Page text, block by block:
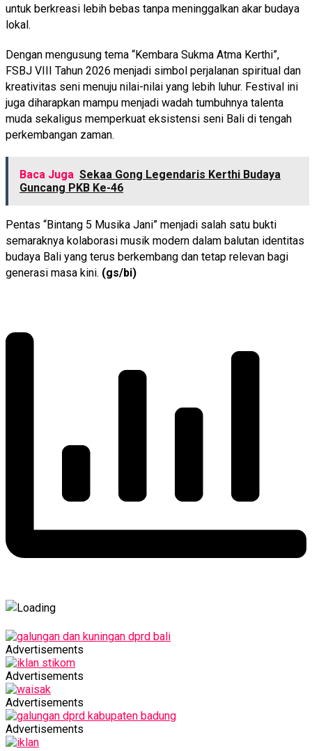
untuk berkreasi lebih bebas tanpa meninggalkan akar budaya
lokal.
Dengan mengusung tema “Kembara Sukma Atma Kerthi”,
FSBJ VIII Tahun 2026 menjadi simbol perjalanan spiritual dan
kreativitas seni menuju nilai-nilai yang lebih luhur. Festival ini
juga diharapkan mampu menjadi wadah tumbuhnya talenta
muda sekaligus memperkuat eksistensi seni Bali di tengah
perkembangan zaman.
Baca Juga Sekaa Gong Legendaris Kerthi Budaya
Guncang PKB Ke-46
Pentas “Bintang 5 Musika Jani” menjadi salah satu bukti
semaraknya kolaborasi musik modern dalam balutan identitas
budaya Bali yang terus berkembang dan tetap relevan bagi
generasi masa kini. (gs/bi)
Advertisements
Advertisements
Advertisements
Advertisements